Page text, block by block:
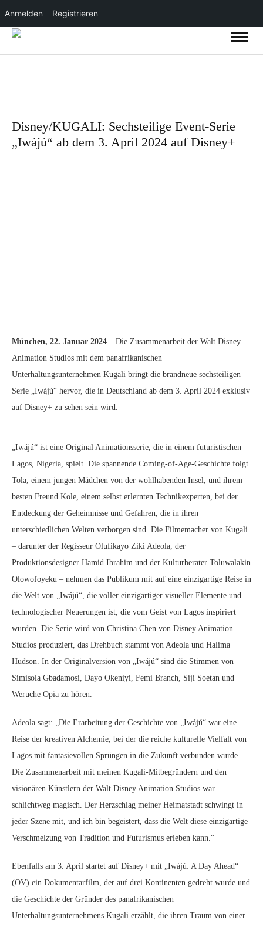
Anmelden Registrieren
Disney/KUGALI: Sechsteilige Event-Serie
„Iwájú“ ab dem 3. April 2024 auf Disney+
München, 22. Januar 2024 – Die Zusammenarbeit der Walt Disney
Animation Studios mit dem panafrikanischen
Unterhaltungsunternehmen Kugali bringt die brandneue sechsteiligen
Serie „Iwájú“ hervor, die in Deutschland ab dem 3. April 2024 exklusiv
auf Disney+ zu sehen sein wird.
„Iwájú“ ist eine Original Animationsserie, die in einem futuristischen
Lagos, Nigeria, spielt. Die spannende Coming-of-Age-Geschichte folgt
Tola, einem jungen Mädchen von der wohlhabenden Insel, und ihrem
besten Freund Kole, einem selbst erlernten Technikexperten, bei der
Entdeckung der Geheimnisse und Gefahren, die in ihren
unterschiedlichen Welten verborgen sind. Die Filmemacher von Kugali
– darunter der Regisseur Olufikayo Ziki Adeola, der
Produktionsdesigner Hamid Ibrahim und der Kulturberater Toluwalakin
Olowofoyeku – nehmen das Publikum mit auf eine einzigartige Reise in
die Welt von „Iwájú“, die voller einzigartiger visueller Elemente und
technologischer Neuerungen ist, die vom Geist von Lagos inspiriert
wurden. Die Serie wird von Christina Chen von Disney Animation
Studios produziert, das Drehbuch stammt von Adeola und Halima
Hudson. In der Originalversion von „Iwájú“ sind die Stimmen von
Simisola Gbadamosi, Dayo Okeniyi, Femi Branch, Siji Soetan und
Weruche Opia zu hören.
Adeola sagt: „Die Erarbeitung der Geschichte von „Iwájú“ war eine
Reise der kreativen Alchemie, bei der die reiche kulturelle Vielfalt von
Lagos mit fantasievollen Sprüngen in die Zukunft verbunden wurde.
Die Zusammenarbeit mit meinen Kugali-Mitbegründern und den
visionären Künstlern der Walt Disney Animation Studios war
schlichtweg magisch. Der Herzschlag meiner Heimatstadt schwingt in
jeder Szene mit, und ich bin begeistert, dass die Welt diese einzigartige
Verschmelzung von Tradition und Futurismus erleben kann.“
Ebenfalls am 3. April startet auf Disney+ mit „Iwájú: A Day Ahead“
(OV) ein Dokumentarfilm, der auf drei Kontinenten gedreht wurde und
die Geschichte der Gründer des panafrikanischen
Unterhaltungsunternehmens Kugali erzählt, die ihren Traum von einer